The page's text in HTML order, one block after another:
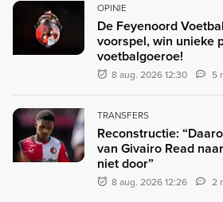
OPINIE
De Feyenoord
voorspel, win unieke
voetbalgoeroe!
8 aug. 2026 12:30 5
TRANSFERS
Reconstructie:
van Givairo Read
niet door”
8 aug. 2026 12:26 2